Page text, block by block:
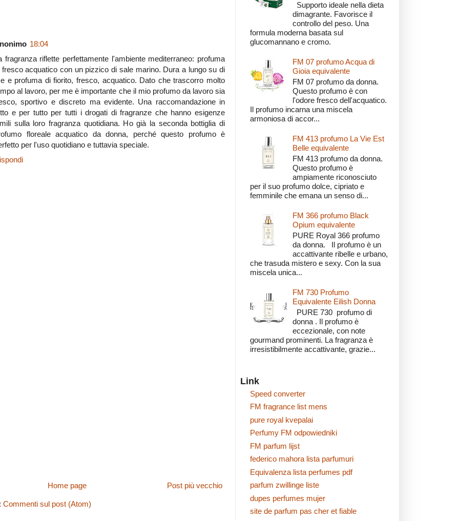
18:04
fragranza riflette perfettamente l'ambiente mediterraneo: profuma
fresco acquatico con un pizzico di sale marino. Dura a lungo su di
e profuma di fiorito, fresco, acquatico. Dato che trascorro molto
al lavoro, per me è importante che il mio profumo da lavoro sia
sportivo e discreto ma evidente. Una raccomandazione in
e per tutto per tutti i drogati di fragranze che hanno esigenze
sulla loro fragranza quotidiana. Ho già la seconda bottiglia di
floreale acquatico da donna, perché questo profumo è
per l'uso quotidiano e tuttavia speciale.
Post più vecchio
Home page
Commenti sul post (Atom)
Supporto ideale nella dieta
dimagrante. Favorisce il
controllo del peso. Una
formula moderna basata sul
glucomannano e cromo.
FM 07 profumo Acqua di
Gioia equivalente
FM 07 profumo da donna.
Questo profumo è con
l'odore fresco dell'acquatico.
Il profumo incarna una miscela
armoniosa di accor...
FM 413 profumo La Vie Est
Belle equivalente
FM 413 profumo da donna.
Questo profumo è
ampiamente riconosciuto
per il suo profumo dolce, cipriato e
femminile che emana un senso di...
FM 366 profumo Black
Opium equivalente
PURE Royal 366 profumo
da donna. Il profumo è un
accattivante ribelle e urbano,
che trasuda mistero e sexy. Con la sua
miscela unica...
FM 730 Profumo
Equivalente Eilish Donna
PURE 730 profumo di
donna . Il profumo è
eccezionale, con note
gourmand prominenti. La fragranza è
irresistibilmente accattivante, grazie...
Link
Speed converter
FM fragrance list mens
pure royal kvepalai
Perfumy FM odpowiedniki
FM parfum lijst
federico mahora lista parfumuri
Equivalenza lista perfumes pdf
parfum zwillinge liste
dupes perfumes mujer
site de parfum pas cher et fiable